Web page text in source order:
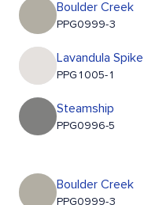
Boulder Creek
PPG0999-3
Lavandula Spike
PPG1005-1
Steamship
PPG0996-5
Boulder Creek
PPG0999-3